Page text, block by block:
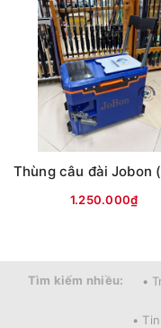
1.250.000₫
Tìm kiếm nhiều: •
•